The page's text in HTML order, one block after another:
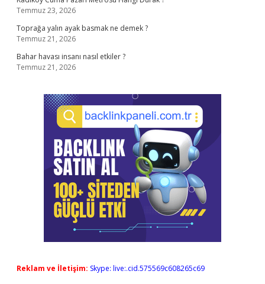
Temmuz 23, 2026
Toprağa yalın ayak basmak ne demek ?
Temmuz 21, 2026
Bahar havası insanı nasıl etkiler ?
Temmuz 21, 2026
Reklam ve İletişim: Skype: live:.cid.575569c608265c69